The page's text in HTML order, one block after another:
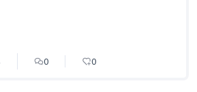
0 0